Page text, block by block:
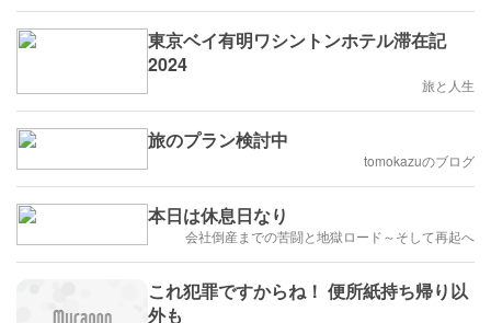
東京ベイ有明ワシントンホテル滞在記
2024
旅と人生
旅のプラン検討中
tomokazuのブログ
本日は休息日なり
会社倒産までの苦闘と地獄ロード～そして再起へ
これ犯罪ですからね！ 便所紙持ち帰り以
外も